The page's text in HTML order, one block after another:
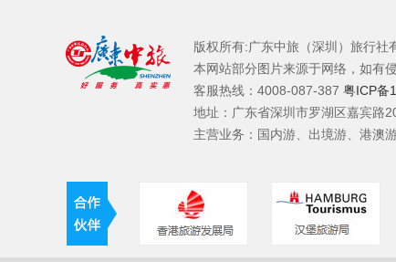
版权所有:广东中旅（深圳）旅行社
本网站部分图片来源于网络，如有
客服热线：4008-087-387 粤ICP备
地址：广东省深圳市罗湖区嘉宾路
主营业务：国内游、出境游、港澳